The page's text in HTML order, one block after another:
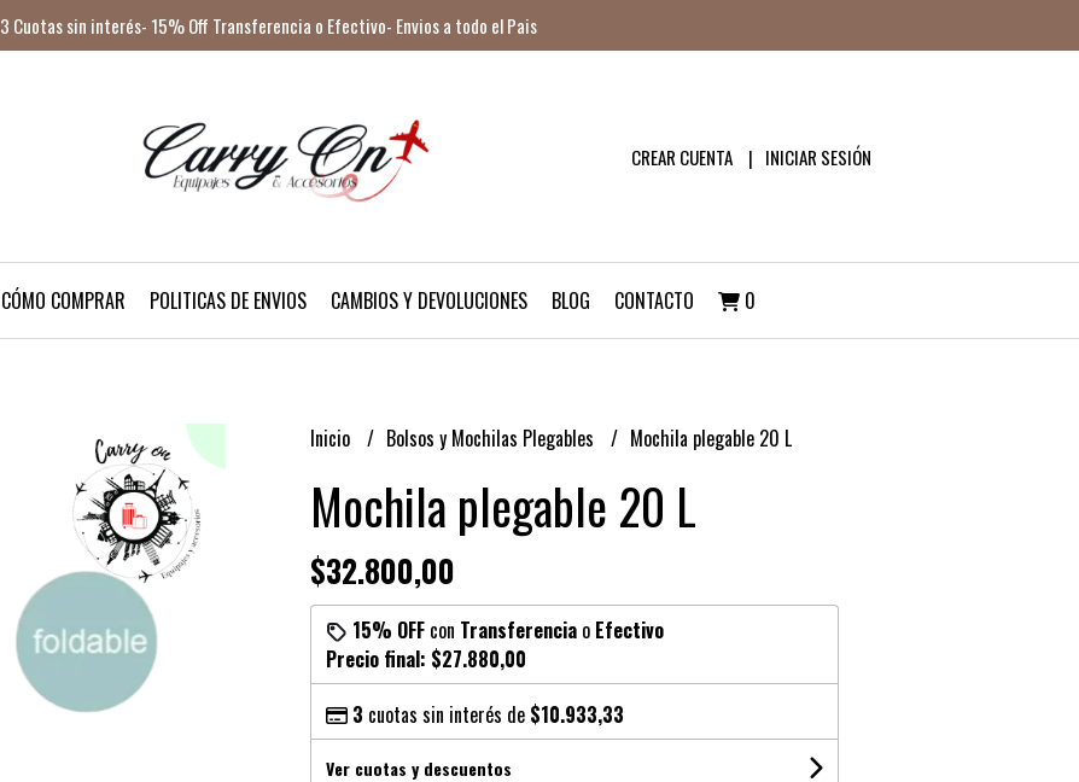
3 Cuotas sin interés- 15% Off Transferencia o Efectivo- Envios a todo el Pais
CREAR CUENTA INICIAR SESIÓN
CÓMO COMPRAR POLITICAS DE ENVIOS CAMBIOS Y DEVOLUCIONES BLOG CONTACTO 0
Inicio Bolsos y Mochilas Plegables Mochila plegable 20 L
Mochila plegable 20 L
$32.800,00
15% OFF con Transferencia o Efectivo
Precio final: $27.880,00
3 cuotas sin interés de $10.933,33
Ver cuotas y descuentos